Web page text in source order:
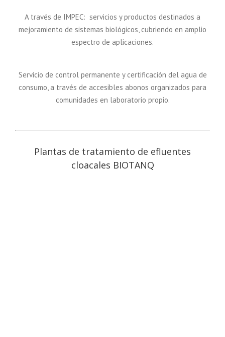
A través de IMPEC: servicios y productos destinados a
mejoramiento de sistemas biológicos, cubriendo en amplio
espectro de aplicaciones.
Servicio de control permanente y certificación del agua de
consumo, a través de accesibles abonos organizados para
comunidades en laboratorio propio.
Plantas de tratamiento de efluentes
cloacales BIOTANQ